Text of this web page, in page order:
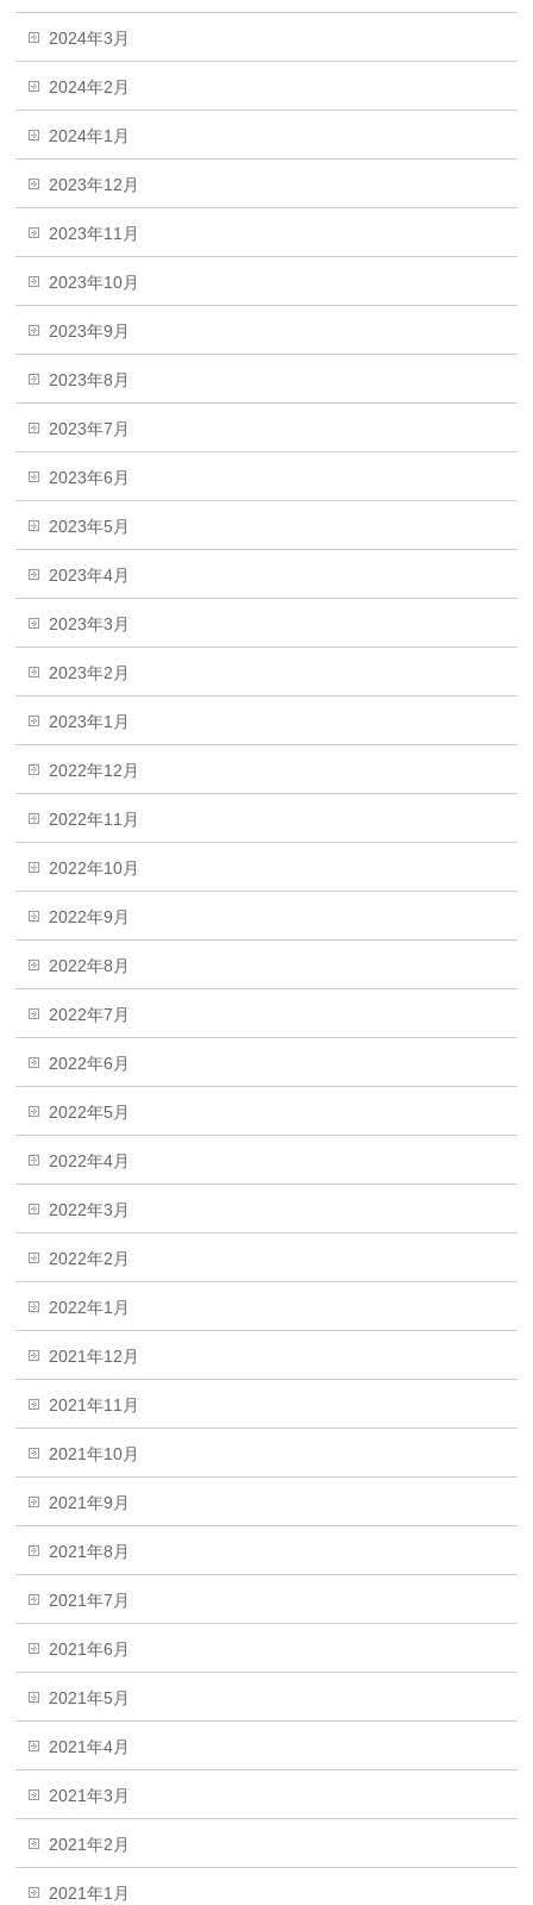
2024年3月
2024年2月
2024年1月
2023年12月
2023年11月
2023年10月
2023年9月
2023年8月
2023年7月
2023年6月
2023年5月
2023年4月
2023年3月
2023年2月
2023年1月
2022年12月
2022年11月
2022年10月
2022年9月
2022年8月
2022年7月
2022年6月
2022年5月
2022年4月
2022年3月
2022年2月
2022年1月
2021年12月
2021年11月
2021年10月
2021年9月
2021年8月
2021年7月
2021年6月
2021年5月
2021年4月
2021年3月
2021年2月
2021年1月